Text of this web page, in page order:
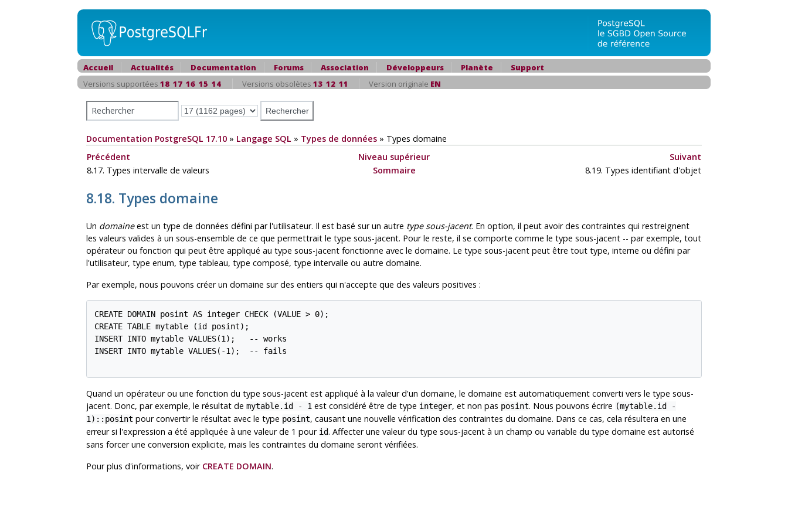
Accueil Actualités Documentation Forums Association Développeurs Planète
Support
Versions supportées 18 17 16 15 14 Versions obsolètes 13 12 11 Version originale EN
Documentation PostgreSQL 17.10 » Langage SQL » Types de données » Types domaine
Précédent
Niveau supérieur
Suivant
8.17. Types intervalle de valeurs
Sommaire 8.19. Types identifiant d'objet
8.18. Types domaine
Un domaineest un type de données défini par l'utilisateur. Il est basé sur un autre type sous-jacent. En option, il peut avoir des contraintes qui restreignent
les valeurs valides à un sous-ensemble de ce que permettrait le type sous-jacent. Pour le reste, il se comporte comme le type sous-jacent -- par exemple, tout
opérateur ou fonction qui peut être appliqué au type sous-jacent fonctionne avec le domaine. Le type sous-jacent peut être tout type, interne ou défini par
l'utilisateur, type enum, type tableau, type composé, type intervalle ou autre domaine.
Par exemple, nous pouvons créer un domaine sur des entiers qui n'accepte que des valeurs positives :
CREATE DOMAIN posint AS integer CHECK (VALUE > 0);
CREATE TABLE mytable (id posint);
INSERT INTO mytable VALUES(1);   -- works
INSERT INTO mytable VALUES(-1);  -- fails
Quand un opérateur ou une fonction du type sous-jacent est appliqué à la valeur d'un domaine, le domaine est automatiquement converti vers le type sous-
jacent. Donc, par exemple, le résultat de mytable.id - 1 est considéré être de type integer, et non pas posint. Nous pouvons écrire (mytable.id -
1)::posint pour convertir le résultat avec le type posint, causant une nouvelle vérification des contraintes du domaine. Dans ce cas, cela résultera en une
erreur si l'expression a été appliquée à une valeur de 1 pour id. Affecter une valeur du type sous-jacent à un champ ou variable du type domaine est autorisé
sans forcer une conversion explicite, mais les contraintes du domaine seront vérifiées.
Pour plus d'informations, voir CREATE DOMAIN.